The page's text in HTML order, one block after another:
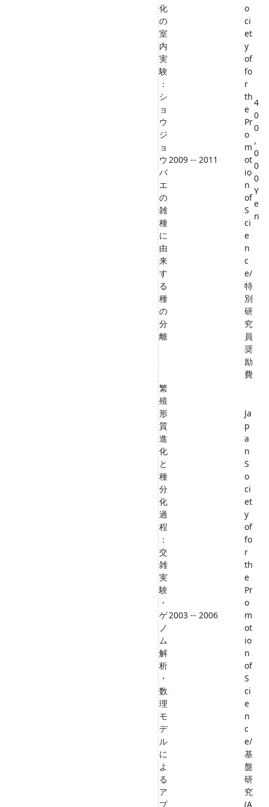
化
の
室
内
実
験
：
シ
ョ
ウ
ジ
ョ
ウ
バ
エ
の
雑
種
に
由
来
す
る
種
の
分
離
2009 -- 2011
o
ci
et
y
of
fo
r
th
e
Pr
o
m
ot
io
n
of
S
ci
e
n
c
e/
特
別
研
究
員
奨
励
費
4
0
0
,
0
0
0
Y
e
n
繁
殖
形
質
進
化
と
種
分
化
過
程
：
交
雑
実
験
・
ゲ
ノ
ム
解
析
・
数
理
モ
デ
ル
に
よ
る
ア
プ
2003 -- 2006
Ja
p
a
n
S
o
ci
et
y
of
fo
r
th
e
Pr
o
m
ot
io
n
of
S
ci
e
n
c
e/
基
盤
研
究
(A